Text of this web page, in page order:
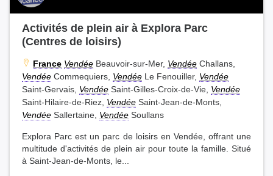
Activités de plein air à Explora Parc
(Centres de loisirs)
France Vendée Beauvoir-sur-Mer, Vendée Challans,
Vendée Commequiers, Vendée Le Fenouiller, Vendée
Saint-Gervais, Vendée Saint-Gilles-Croix-de-Vie, Vendée
Saint-Hilaire-de-Riez, Vendée Saint-Jean-de-Monts,
Vendée Sallertaine, Vendée Soullans
Explora Parc est un parc de loisirs en Vendée, offrant une
multitude d'activités de plein air pour toute la famille. Situé
à Saint-Jean-de-Monts, le...